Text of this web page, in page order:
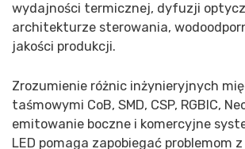
wydajności termicznej, dyfuzji
architekturze sterowania,
jakości produkcji.
Zrozumienie różnic inżynieryjnych
taśmowymi CoB, SMD, CSP, RGBIC,
emitowanie boczne i komercyjne
LED pomaga zapobiegać problemom